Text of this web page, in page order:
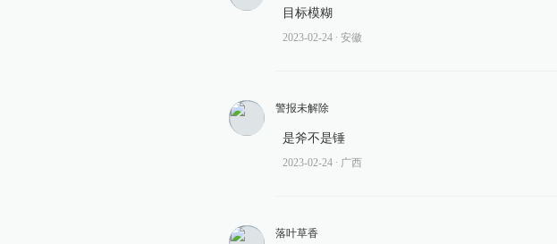
目标模糊
2023-02-24 ∙ 安徽
警报未解除
是斧不是锤
2023-02-24 ∙ 广西
落叶草香